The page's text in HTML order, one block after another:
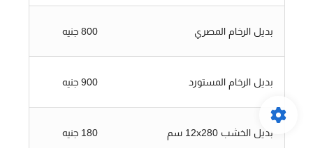
بديل الرخام المصري 800 جنيه
بديل الرخام المستورد 900 جنيه
بديل الخشب 12x280 سم 180 جنيه